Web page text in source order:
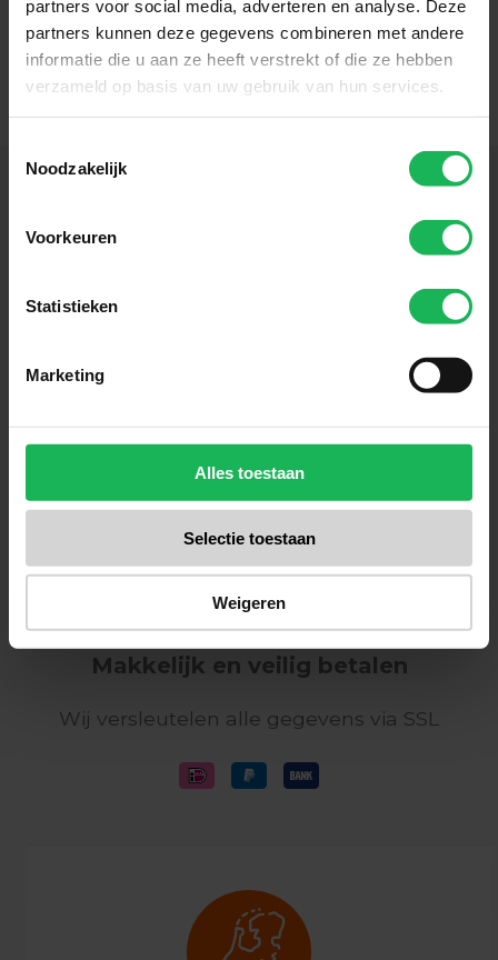
partners voor social media, adverteren en analyse. Deze
partners kunnen deze gegevens combineren met andere
informatie die u aan ze heeft verstrekt of die ze hebben
verzameld op basis van uw gebruik van hun services.
Noodzakelijk
Voorkeuren
Statistieken
Marketing
Alles toestaan
Selectie toestaan
Weigeren
Met trots kunnen wij eindelijk met jullie delen
dat onze nieuwe...
Lees meer »
Blijf up-to-date via onze sociale kanalen!
Meld je nu aan!
Ontvang de laatste aanbiedingen en
productintroducties
Aanmelden
Makkelijk en veilig betalen
Wij versleutelen alle gegevens via SSL